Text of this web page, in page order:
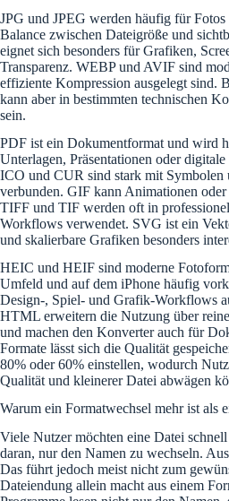
JPG und JPEG werden häufig für
Balance zwischen Dateigröße und
eignet sich besonders für Grafiken,
Transparenz. WEBP und AVIF sind
effiziente Kompression ausgelegt sind.
kann aber in bestimmten technischen
sein.
PDF ist ein Dokumentformat und wird
Unterlagen, Präsentationen oder
ICO und CUR sind stark mit Symbolen
verbunden. GIF kann Animationen
TIFF und TIF werden oft in
Workflows verwendet. SVG ist ein
und skalierbare Grafiken besonders
HEIC und HEIF sind moderne
Umfeld und auf dem iPhone häufig
Design-, Spiel- und Grafik-Workflows
HTML erweitern die Nutzung über
und machen den Konverter auch für
Formate lässt sich die Qualität
80% oder 60% einstellen, wodurch
Qualität und kleinerer Datei abwägen
Warum ein Formatwechsel mehr ist als
Viele Nutzer möchten eine Datei
daran, nur den Namen zu wechseln.
Das führt jedoch meist nicht zum
Dateiendung allein macht aus einem